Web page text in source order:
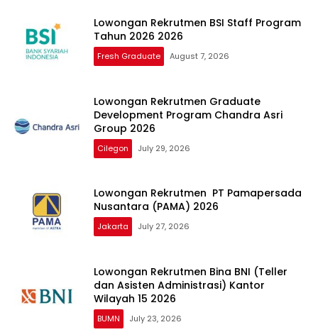
Lowongan Rekrutmen BSI Staff Program
Tahun 2026 2026
Fresh Graduate August 7, 2026
Lowongan Rekrutmen Graduate
Development Program Chandra Asri
Group 2026
Cilegon July 29, 2026
Lowongan Rekrutmen PT Pamapersada
Nusantara (PAMA) 2026
Jakarta July 27, 2026
Lowongan Rekrutmen Bina BNI (Teller
dan Asisten Administrasi) Kantor
Wilayah 15 2026
BUMN July 23, 2026